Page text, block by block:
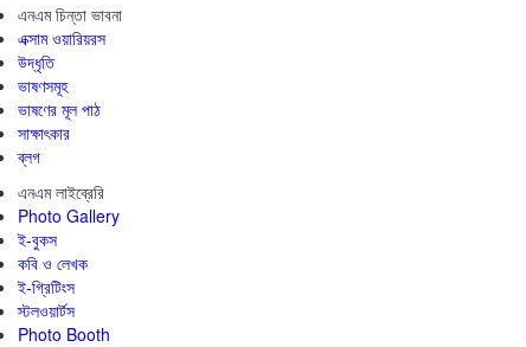
এনএম চিন্তা ভাবনা
এক্সাম ওয়ারিয়রস
উদ্ধৃতি
ভাষণসমূহ
ভাষণের মূল পাঠ
সাক্ষাৎকার
ব্লগ
এনএম লাইব্রেরি
Photo Gallery
ই-বুকস
কবি ও লেখক
ই-গ্রিটিংস
স্টলওয়ার্টস
Photo Booth